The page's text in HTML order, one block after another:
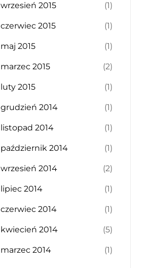
wrzesień 2015 (1)
czerwiec 2015 (1)
maj 2015 (1)
marzec 2015 (2)
luty 2015 (1)
grudzień 2014 (1)
listopad 2014 (1)
październik 2014 (1)
wrzesień 2014 (2)
lipiec 2014 (1)
czerwiec 2014 (1)
kwiecień 2014 (5)
marzec 2014 (1)